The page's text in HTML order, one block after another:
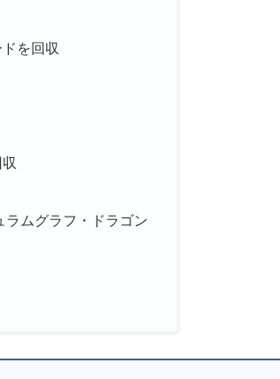
を回収
ラムグラフ・ドラゴン